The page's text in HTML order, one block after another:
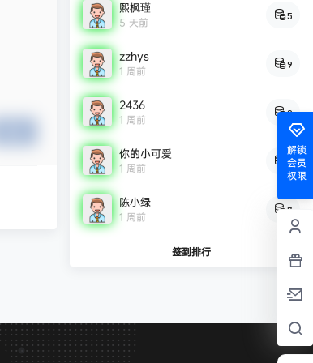
熙枫瑾
5 天前 5
zzhys
1 周前 9
2436
1 周前 9
你的小可爱
1 周前 8
陈小绿
1 周前 7
签到排行
解锁
会员
权限